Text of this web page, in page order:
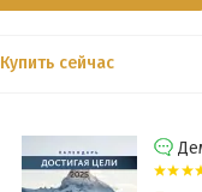
Купить сейчас